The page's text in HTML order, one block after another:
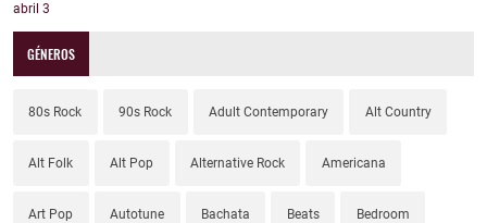
abril 3
GÉNEROS
80s Rock 90s Rock Adult Contemporary Alt Country
Alt Folk Alt Pop Alternative Rock Americana
Art Pop Autotune Bachata Beats Bedroom